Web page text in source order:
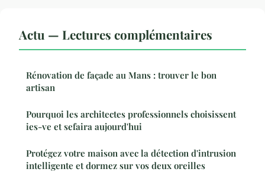
Actu — Lectures complémentaires
Rénovation de façade au Mans : trouver le bon
artisan
Pourquoi les architectes professionnels choisissent
ies-ve et sefaira aujourd'hui
Protégez votre maison avec la détection d'intrusion
intelligente et dormez sur vos deux oreilles